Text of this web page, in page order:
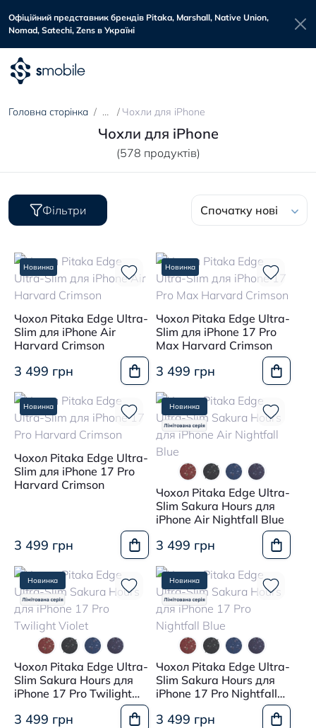
Офіційний представник брендів Pitaka, Marshall, Native Union,
Nomad, Satechi, Zens в Україні
Головна сторінка Чохли для iPhone
Чохли для iPhone
(578 продуктів)
Фільтри Спочатку нові
Новинка
Чохол Pitaka Edge Ultra-
Slim для iPhone Air
Harvard Crimson
3 499 грн
Новинка
Чохол Pitaka Edge Ultra-
Slim для iPhone 17 Pro
Max Harvard Crimson
3 499 грн
Новинка
Чохол Pitaka Edge Ultra-
Slim для iPhone 17 Pro
Harvard Crimson
3 499 грн
Новинка
Чохол Pitaka Edge Ultra-
Slim Sakura Hours для
iPhone Air Nightfall Blue
3 499 грн
Новинка
Чохол Pitaka Edge Ultra-
Slim Sakura Hours для
iPhone 17 Pro Twilight
3 499 грн
Новинка
Чохол Pitaka Edge Ultra-
Slim Sakura Hours для
iPhone 17 Pro Nightfall
3 499 грн